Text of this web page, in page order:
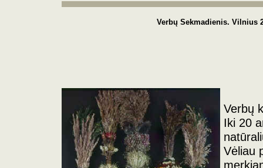
Verbų Sekmadienis. Vilnius
Verbų
Iki 20
Vėliau